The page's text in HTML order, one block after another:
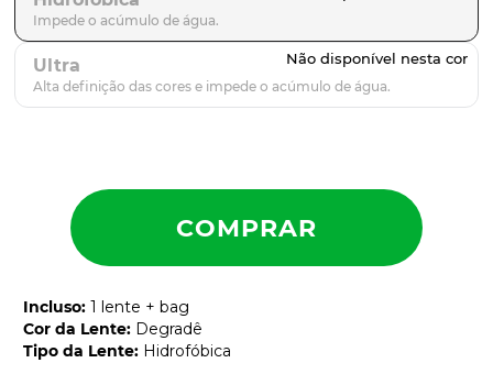
Ultra
Incluso: 1 lente + bag
Cor da Lente: Degradê
Tipo da Lente: Hidrofóbica